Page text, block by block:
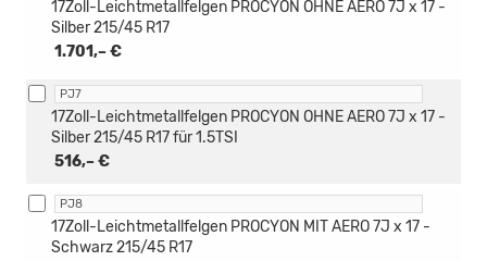
1.701,– €
17Zoll-Leichtmetallfelgen PROCYON OHNE AERO 7J x 17 -
Silber 215/45 R17
PJ7
516,– €
17Zoll-Leichtmetallfelgen PROCYON OHNE AERO 7J x 17 -
Silber 215/45 R17 für 1.5TSI
PJ8
17Zoll-Leichtmetallfelgen PROCYON MIT AERO 7J x 17 -
Schwarz 215/45 R17